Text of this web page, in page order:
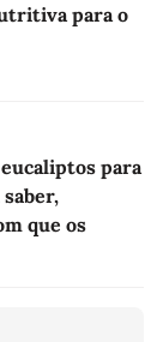
para o
para
que os